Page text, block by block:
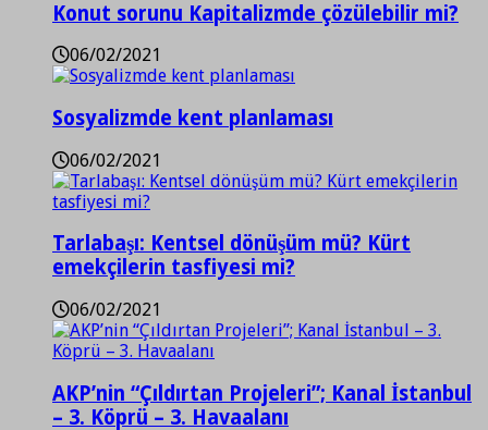
Konut sorunu Kapitalizmde çözülebilir mi?
06/02/2021
Sosyalizmde kent planlaması
06/02/2021
Tarlabaşı: Kentsel dönüşüm mü? Kürt
emekçilerin tasfiyesi mi?
06/02/2021
AKP’nin “Çıldırtan Projeleri”; Kanal İstanbul
– 3. Köprü – 3. Havaalanı